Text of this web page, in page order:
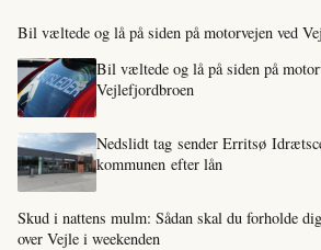
Bil væltede og lå på siden på motorvejen ved
Bil væltede og lå på siden på
Vejlefjordbroen
Nedslidt tag sender Erritsø
kommunen efter lån
Skud i nattens mulm: Sådan skal du forholde
over Vejle i weekenden